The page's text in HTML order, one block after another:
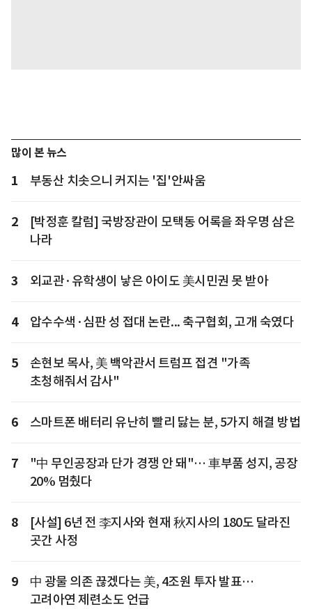
많이 본 뉴스
1 부동산 치솟으니 커지는 '집'안싸움
2
[박정훈 칼럼] 국방장관이 모택동 어록을 좌우명 삼은
나라
3 외교관·유학생이 낳은 아이도 美시민권 못 받아
4 압수수색·심판 성 접대 논란... 축구협회, 고개 숙였다
5
손현보 목사, 美 백악관서 트럼프 접견 "가족
초청해줘서 감사"
6 스마트폰 배터리 유난히 빨리 닳는 분, 5가지 해결 방법
7
"中 무인공장과 단가 경쟁 안 돼"… 車부품 성지, 공장
20% 멈췄다
8
[사설] 6년 전 李지사와 현재 秋지사의 180도 달라진
곳간 사정
9
中 광물 의존 끊겠다는 美, 4조원 투자 발표…
고려아연 제련소도 언급